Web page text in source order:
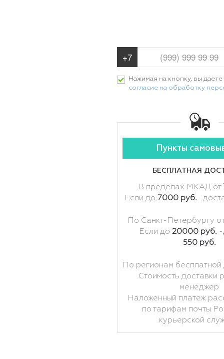
Нажимая на кнопку, вы даете
согласие на обработку
Пункты
БЕСПЛАТНАЯ
В пределах МКАД от
Если до 7000 руб. -
По Санкт-Петербургу
Если до20000 руб. -
550 руб.
По регионам бесплатной
Стоимость доставки
менеджер
Наложенный платеж
по тарифам почты
курьерской